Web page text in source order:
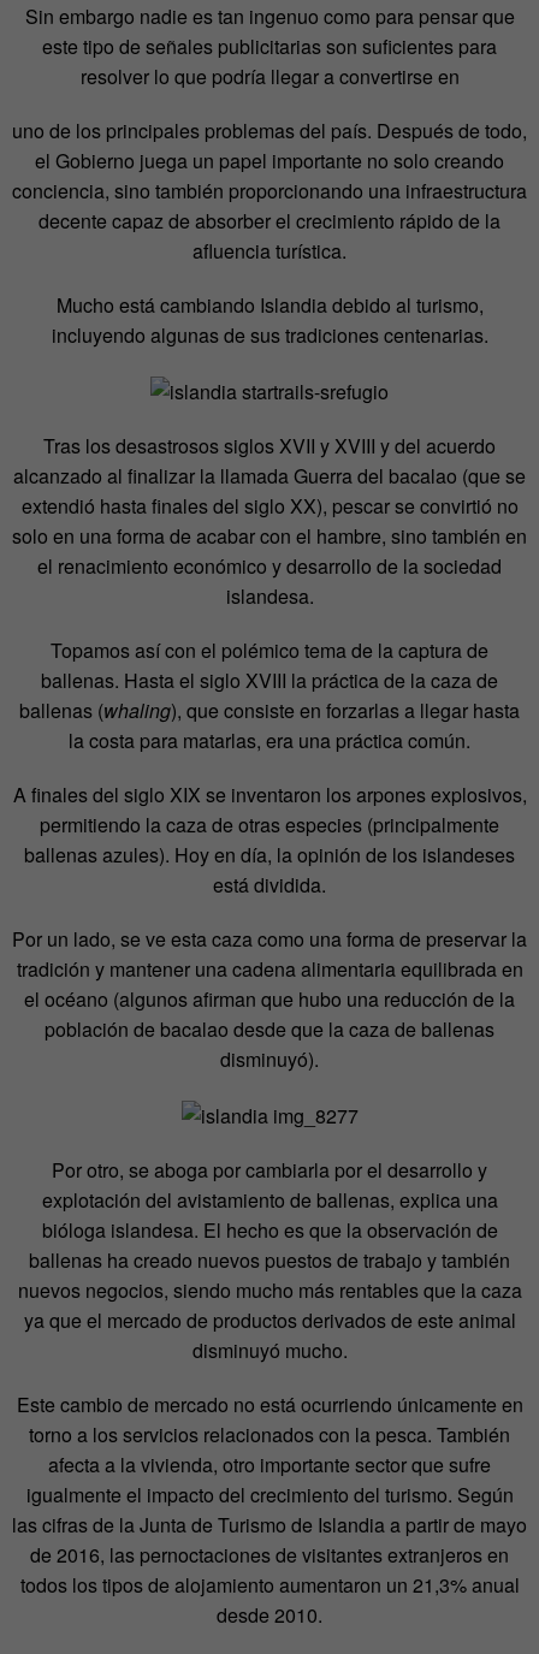
Sin embargo nadie es tan ingenuo como para pensar que
este tipo de señales publicitarias son suficientes para
resolver lo que podría llegar a convertirse en
uno de los principales problemas del país. Después de todo,
el Gobierno juega un papel importante no solo creando
conciencia, sino también proporcionando una infraestructura
decente capaz de absorber el crecimiento rápido de la
afluencia turística.
Mucho está cambiando Islandia debido al turismo,
incluyendo algunas de sus tradiciones centenarias.
Tras los desastrosos siglos XVII y XVIII y del acuerdo
alcanzado al finalizar la llamada Guerra del bacalao (que se
extendió hasta finales del siglo XX), pescar se convirtió no
solo en una forma de acabar con el hambre, sino también en
el renacimiento económico y desarrollo de la sociedad
islandesa.
Topamos así con el polémico tema de la captura de
ballenas. Hasta el siglo XVIII la práctica de la caza de
ballenas (whaling), que consiste en forzarlas a llegar hasta
la costa para matarlas, era una práctica común.
A finales del siglo XIX se inventaron los arpones explosivos,
permitiendo la caza de otras especies (principalmente
ballenas azules). Hoy en día, la opinión de los islandeses
está dividida.
Por un lado, se ve esta caza como una forma de preservar la
tradición y mantener una cadena alimentaria equilibrada en
el océano (algunos afirman que hubo una reducción de la
población de bacalao desde que la caza de ballenas
disminuyó).
Por otro, se aboga por cambiarla por el desarrollo y
explotación del avistamiento de ballenas, explica una
bióloga islandesa. El hecho es que la observación de
ballenas ha creado nuevos puestos de trabajo y también
nuevos negocios, siendo mucho más rentables que la caza
ya que el mercado de productos derivados de este animal
disminuyó mucho.
Este cambio de mercado no está ocurriendo únicamente en
torno a los servicios relacionados con la pesca. También
afecta a la vivienda, otro importante sector que sufre
igualmente el impacto del crecimiento del turismo. Según
las cifras de la Junta de Turismo de Islandia a partir de mayo
de 2016, las pernoctaciones de visitantes extranjeros en
todos los tipos de alojamiento aumentaron un 21,3% anual
desde 2010.